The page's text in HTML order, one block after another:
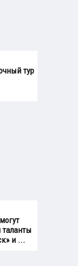
тур
таланты
и ...